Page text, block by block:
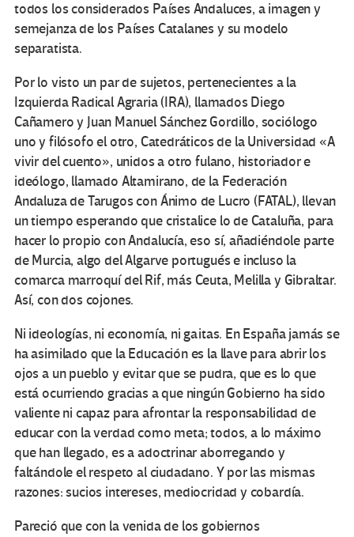
todos los considerados Países Andaluces, a imagen y
semejanza de los Países Catalanes y su modelo
separatista.
Por lo visto un par de sujetos, pertenecientes a la
Izquierda Radical Agraria (IRA), llamados Diego
Cañamero y Juan Manuel Sánchez Gordillo, sociólogo
uno y filósofo el otro, Catedráticos de la Universidad «A
vivir del cuento», unidos a otro fulano, historiador e
ideólogo, llamado Altamirano, de la Federación
Andaluza de Tarugos con Ánimo de Lucro (FATAL), llevan
un tiempo esperando que cristalice lo de Cataluña, para
hacer lo propio con Andalucía, eso sí, añadiéndole parte
de Murcia, algo del Algarve portugués e incluso la
comarca marroquí del Rif, más Ceuta, Melilla y Gibraltar.
Así, con dos cojones.
Ni ideologías, ni economía, ni gaitas. En España jamás se
ha asimilado que la Educación es la llave para abrir los
ojos a un pueblo y evitar que se pudra, que es lo que
está ocurriendo gracias a que ningún Gobierno ha sido
valiente ni capaz para afrontar la responsabilidad de
educar con la verdad como meta; todos, a lo máximo
que han llegado, es a adoctrinar aborregando y
faltándole el respeto al ciudadano. Y por las mismas
razones: sucios intereses, mediocridad y cobardía.
Pareció que con la venida de los gobiernos